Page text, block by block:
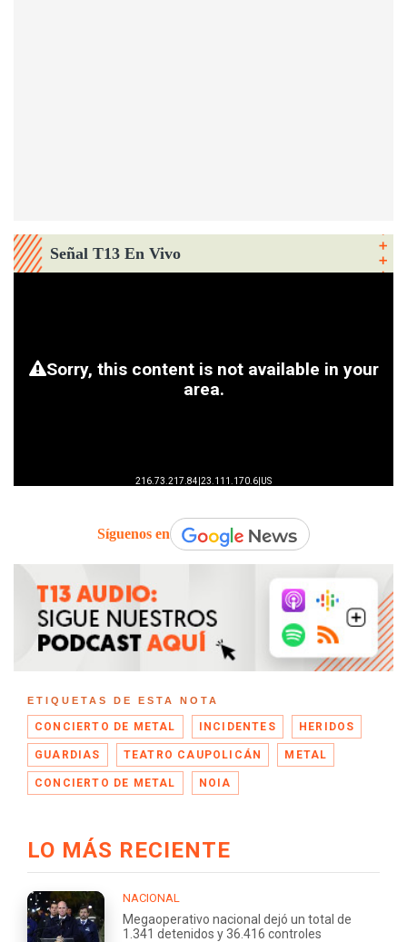
Señal T13 En Vivo
Síguenos en
ETIQUETAS DE ESTA NOTA
CONCIERTO DE METAL INCIDENTES HERIDOS
GUARDIAS TEATRO CAUPOLICÁN METAL
CONCIERTO DE METAL NOIA
LO MÁS RECIENTE
NACIONAL
Megaoperativo nacional dejó un total de
1.341 detenidos y 36.416 controles